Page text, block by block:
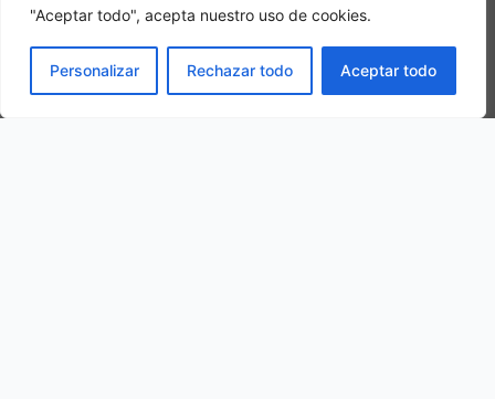
"Aceptar todo", acepta nuestro uso de cookies.
Personalizar Rechazar todo Aceptar todo
Chambre triple LIVRE